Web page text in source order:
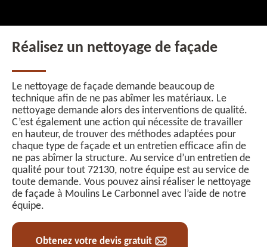
Réalisez un nettoyage de façade
Le nettoyage de façade demande beaucoup de
technique afin de ne pas abîmer les matériaux. Le
nettoyage demande alors des interventions de qualité.
C’est également une action qui nécessite de travailler
en hauteur, de trouver des méthodes adaptées pour
chaque type de façade et un entretien efficace afin de
ne pas abîmer la structure. Au service d’un entretien de
qualité pour tout 72130, notre équipe est au service de
toute demande. Vous pouvez ainsi réaliser le nettoyage
de façade à Moulins Le Carbonnel avec l’aide de notre
équipe.
Obtenez votre devis gratuit